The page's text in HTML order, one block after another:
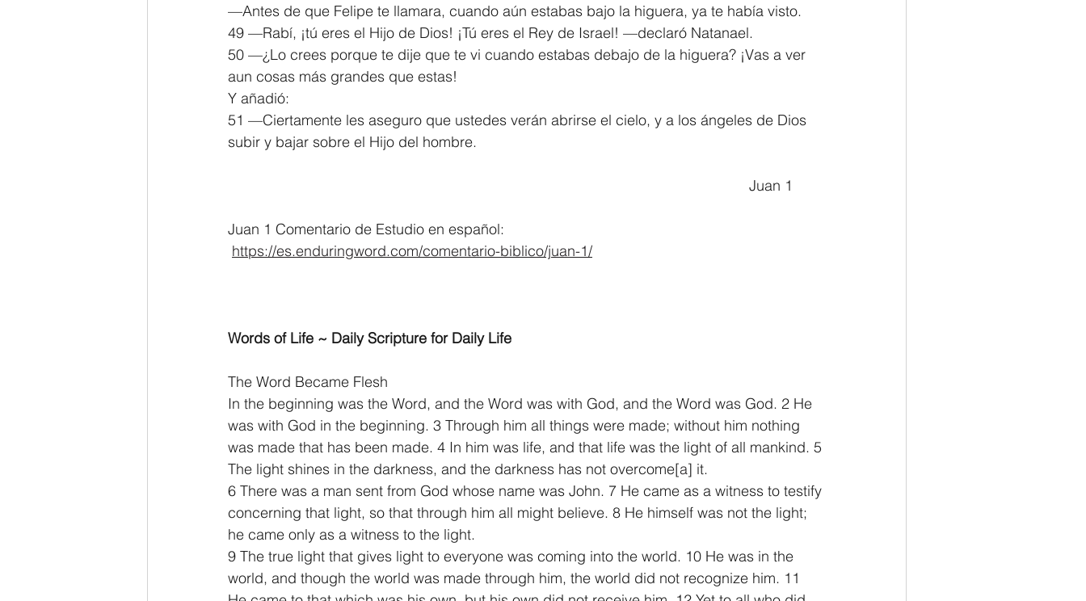
—Antes de que Felipe te llamara, cuando aún estabas bajo la higuera, ya te había visto.
49 —Rabí, ¡tú eres el Hijo de Dios! ¡Tú eres el Rey de Israel! —declaró Natanael.
50 —¿Lo crees porque te dije que te vi cuando estabas debajo de la higuera? ¡Vas a ver
aun cosas más grandes que estas!
Y añadió:
51 —Ciertamente les aseguro que ustedes verán abrirse el cielo, y a los ángeles de Dios
subir y bajar sobre el Hijo del hombre.
															         Juan 1
Juan 1 Comentario de Estudio en español:
https://es.enduringword.com/comentario-biblico/juan-1/
Words of Life ~ Daily Scripture for Daily Life
The Word Became Flesh
In the beginning was the Word, and the Word was with God, and the Word was God. 2 He
was with God in the beginning. 3 Through him all things were made; without him nothing
was made that has been made. 4 In him was life, and that life was the light of all mankind. 5
The light shines in the darkness, and the darkness has not overcome[a] it.
6 There was a man sent from God whose name was John. 7 He came as a witness to testify
concerning that light, so that through him all might believe. 8 He himself was not the light;
he came only as a witness to the light.
9 The true light that gives light to everyone was coming into the world. 10 He was in the
world, and though the world was made through him, the world did not recognize him. 11